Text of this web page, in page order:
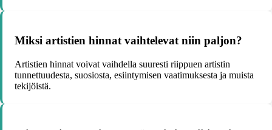
Miksi artistien hinnat vaihtelevat niin paljon?
Artistien hinnat voivat vaihdella suuresti riippuen artistin
tunnettuudesta, suosiosta, esiintymisen vaatimuksesta ja muista
tekijöistä.